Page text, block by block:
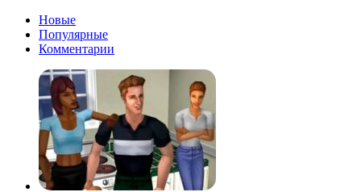
Новые
Популярные
Комментарии